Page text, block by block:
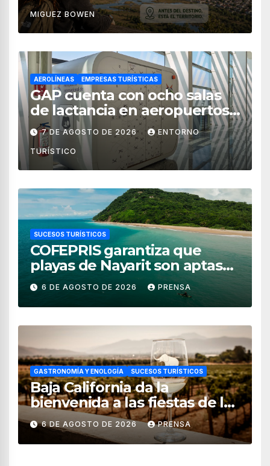
MIGUEZ BOWEN
AEROLÍNEAS EMPRESAS TURÍSTICAS
GAP cuenta con ocho salas
de lactancia en aeropuertos
de México
7 DE AGOSTO DE 2026 ENTORNO
TURÍSTICO
SUCESOS TURÍSTICOS
COFEPRIS garantiza que
playas de Nayarit son aptas
para uso recreativo
6 DE AGOSTO DE 2026 PRENSA
GASTRONOMÍA Y ENOLOGÍA SUCESOS TURÍSTICOS
Baja California da la
bienvenida a las fiestas de la
vendimia 2026
6 DE AGOSTO DE 2026 PRENSA